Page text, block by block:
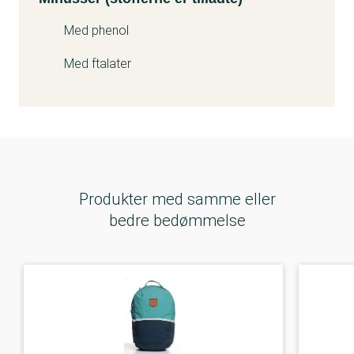
De oplyser, at de omgående har standset brugen af
reflekserne, hvori ftalaten er fundet i det nederste
”Vores producent – og dermed vi – har desværre
refleksmaterialets råmateriale fra vores producent i
marts 2020 bekræftede, at materialet ikke indeholdt
ftalater på dette tidspunkt. Det har altid været
Jeva’s erklærede målsætning at levere skoletasker,
Med phenol
Med ftalater
Produkter med samme eller
bedre bedømmelse